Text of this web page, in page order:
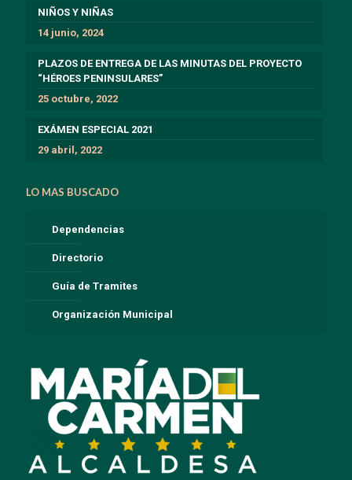
NIÑOS Y NIÑAS
14 junio, 2024
PLAZOS DE ENTREGA DE LAS MINUTAS DEL PROYECTO
“HÉROES PENINSULARES”
25 octubre, 2022
EXÁMEN ESPECIAL 2021
29 abril, 2022
LO MAS BUSCADO
Dependencias
Directorio
Guía de Tramites
Organización Municipal